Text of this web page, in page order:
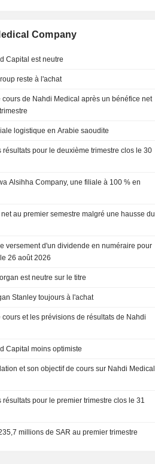
Company
COMPANY : Riyad Capital est neutre
COMPANY : Citigroup reste à l'achat
de Nahdi Medical après un bénéfice net
logistique en Arabie saoudite
pour le deuxième trimestre clos le 30
Alsihha Company, une filiale à 100 % en
au premier semestre malgré une hausse du
versement d'un dividende en numéraire pour
26 août 2026
COMPANY : JPMorgan est neutre sur le titre
COMPANY : Morgan Stanley toujours à l'achat
et les prévisions de résultats de Nahdi
COMPANY : Riyad Capital moins optimiste
et son objectif de cours sur Nahdi Medical
pour le premier trimestre clos le 31
millions de SAR au premier trimestre